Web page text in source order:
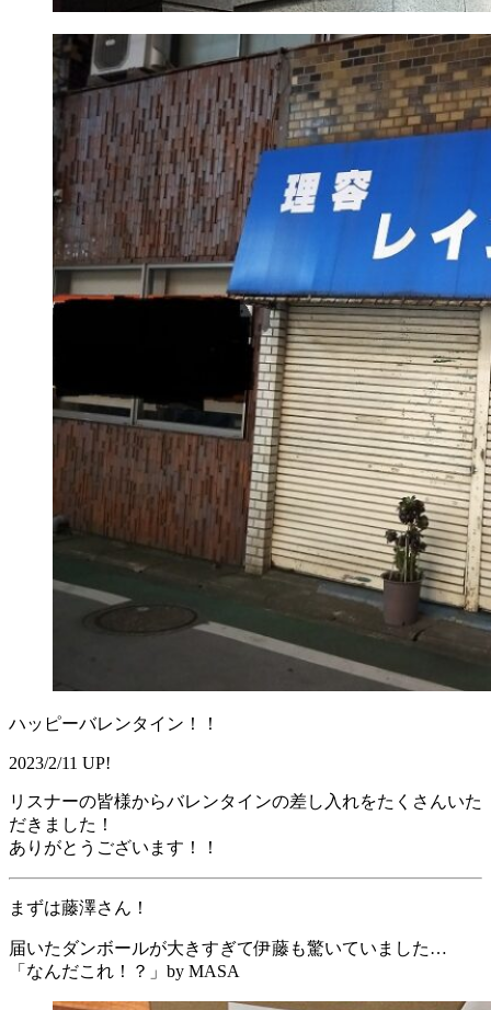
ハッピーバレンタイン！！
2023/2/11 UP!
リスナーの皆様からバレンタインの差し入れをたくさんいた
だきました！
ありがとうございます！！
まずは藤澤さん！
届いたダンボールが大きすぎて伊藤も驚いていました…
「なんだこれ！？」by MASA